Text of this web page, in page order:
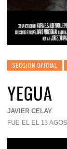
SECCION OFICIAL
YEGUA
JAVIER CELAY
FUE EL EL 13